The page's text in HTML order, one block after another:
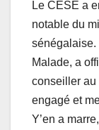
Le CESE a
notable du
sénégalaise.
Malade, a
conseiller au
engagé et
Y’en a